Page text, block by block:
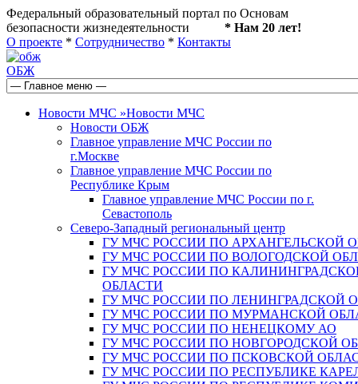
Федеральный образовательный портал по Основам
безопасности жизнедеятельности * Нам 20 лет!
О проекте * Сотрудничество * Контакты
ОБЖ
Новости МЧС »Новости МЧС
Новости ОБЖ
Главное управление МЧС России по
г.Москве
Главное управление МЧС России по
Республике Крым
Главное управление МЧС России по г.
Севастополь
Северо-Западный региональный центр
ГУ МЧС РОССИИ ПО АРХАНГЕЛЬСКОЙ
ГУ МЧС РОССИИ ПО ВОЛОГОДСКОЙ
ГУ МЧС РОССИИ ПО
ОБЛАСТИ
ГУ МЧС РОССИИ ПО ЛЕНИНГРАДСКОЙ
ГУ МЧС РОССИИ ПО МУРМАНСКОЙ
ГУ МЧС РОССИИ ПО НЕНЕЦКОМУ АО
ГУ МЧС РОССИИ ПО НОВГОРОДСКОЙ
ГУ МЧС РОССИИ ПО ПСКОВСКОЙ
ГУ МЧС РОССИИ ПО РЕСПУБЛИКЕ